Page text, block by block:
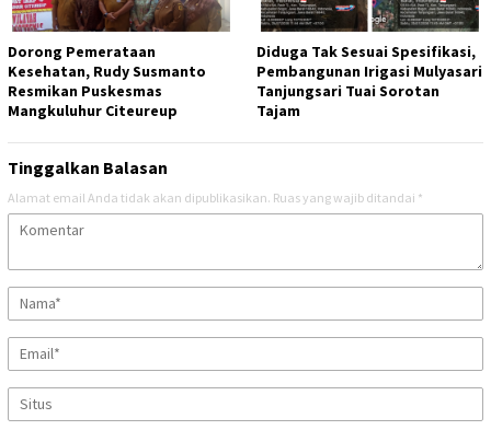
Dorong Pemerataan
Kesehatan, Rudy Susmanto
Resmikan Puskesmas
Mangkuluhur Citeureup
Diduga Tak Sesuai Spesifikasi,
Pembangunan Irigasi Mulyasari
Tanjungsari Tuai Sorotan
Tajam​
Tinggalkan Balasan
Alamat email Anda tidak akan dipublikasikan. Ruas yang wajib ditandai *